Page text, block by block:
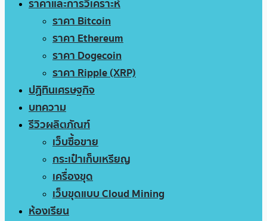
ราคาและการวิเคราะห์
ราคา Bitcoin
ราคา Ethereum
ราคา Dogecoin
ราคา Ripple (XRP)
ปฏิทินเศรษฐกิจ
บทความ
รีวิวผลิตภัณฑ์
เว็บซื้อขาย
กระเป๋าเก็บเหรียญ
เครื่องขุด
เว็บขุดแบบ Cloud Mining
ห้องเรียน